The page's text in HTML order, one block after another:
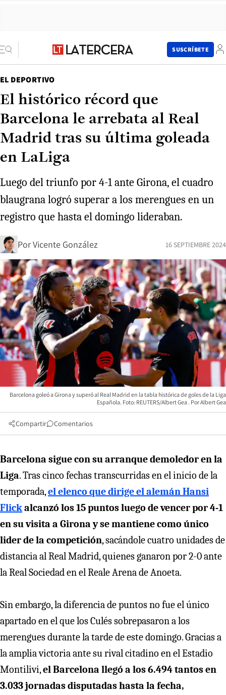
SUSCRÍBETE
EL DEPORTIVO
El histórico récord que
Barcelona le arrebata al Real
Madrid tras su última goleada
en LaLiga
Luego del triunfo por 4-1 ante Girona, el cuadro
blaugrana logró superar a los merengues en un
registro que hasta el domingo lideraban.
PorVicente González 16 SEPTIEMBRE 2024
Barcelona goleó a Girona y superó al Real Madrid en la tabla histórica de goles de la Liga
Española. Foto: REUTERS/Albert Gea
Albert Gea
Compartir Comentarios
Barcelona sigue con su arranque demoledor en la
Liga. Tras cinco fechas transcurridas en el inicio de la
temporada,el elenco que dirige el alemán Hansi
Flickalcanzó los 15 puntos luego de vencer por 4-1
en su visita a Girona y se mantiene como único
lider de la competición, sacándole cuatro unidades de
distancia al Real Madrid, quienes ganaron por 2-0 ante
la Real Sociedad en el Reale Arena de Anoeta.
Sin embargo, la diferencia de puntos no fue el único
apartado en el que los Culés sobrepasaron a los
merengues durante la tarde de este domingo. Gracias a
la amplia victoria ante su rival citadino en el Estadio
Montilivi,el Barcelona llegó a los 6.494 tantos en
3.033 jornadas disputadas hasta la fecha,